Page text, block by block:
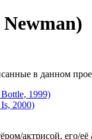
в данном
1999)
2000)
актрисой, его/